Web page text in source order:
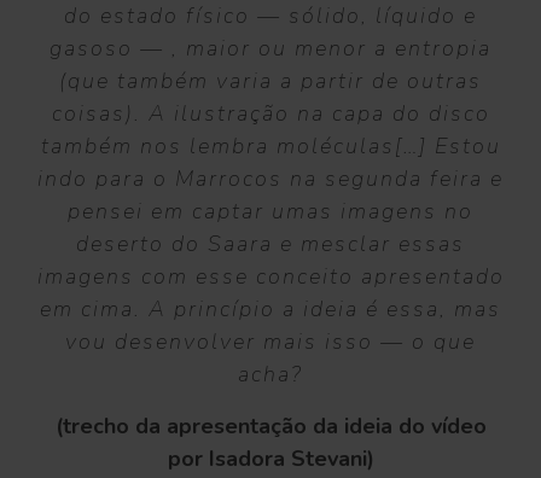
do estado físico — sólido, líquido e
gasoso — , maior ou menor a entropia
(que também varia a partir de outras
coisas). A ilustração na capa do disco
também nos lembra moléculas[…] Estou
indo para o Marrocos na segunda feira e
pensei em captar umas imagens no
deserto do Saara e mesclar essas
imagens com esse conceito apresentado
em cima. A princípio a ideia é essa, mas
vou desenvolver mais isso — o que
acha?
(trecho da apresentação da ideia do vídeo
por Isadora Stevani)